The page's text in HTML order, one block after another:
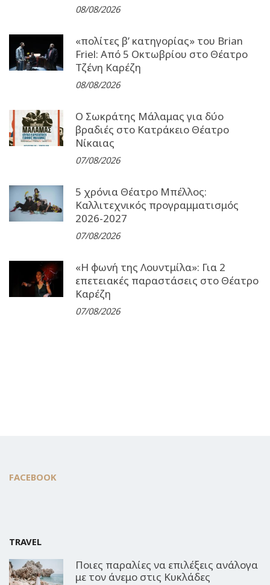
08/08/2026
«πολίτες β’ κατηγορίας» του Brian
Friel: Από 5 Οκτωβρίου στο Θέατρο
Τζένη Καρέζη
08/08/2026
Ο Σωκράτης Μάλαμας για δύο
βραδιές στο Κατράκειο Θέατρο
Νίκαιας
07/08/2026
5 χρόνια Θέατρο Μπέλλος:
Καλλιτεχνικός προγραμματισμός
2026-2027
07/08/2026
«Η φωνή της Λουντμίλα»: Για 2
επετειακές παραστάσεις στο Θέατρο
Καρέζη
07/08/2026
FACEBOOK
TRAVEL
Ποιες παραλίες να επιλέξεις ανάλογα
με τον άνεμο στις Κυκλάδες